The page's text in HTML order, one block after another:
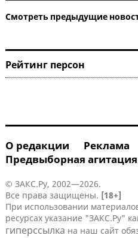
Смотреть
Рейтинг
О редакции
Реклама
Предвыборная агитация
© ЗАКС.Ру, 2002—2026.
Все права защищены. [18+]
При использовании
ресурсах указание "ЗАКС.Ру"
гиперссылка на наш сайт